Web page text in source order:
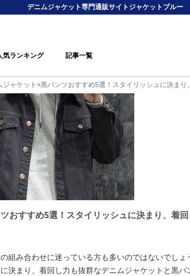
デニムジャケット専門通販サイトジャケットブルー
気ランキング 記事一覧
ジャケット×黒パンツおすすめ5選！スタイリッシュに決まり
おすすめ5選！スタイリッシュに決まり、着
組み合わせに迷っている方も多いのではないでしょ
決まり、着回し力も抜群なデニムジャケットと黒